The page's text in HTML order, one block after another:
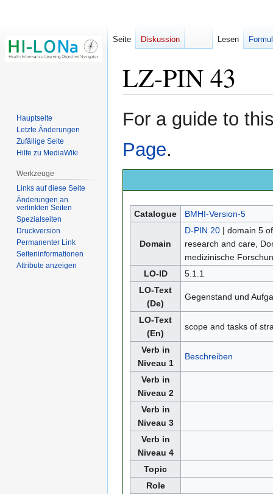
LZ-PIN 43
Zur
Navigation
Zur
Suche
For a guide to
Page.
Catalogue BMHI-Version-5
Domain
D-PIN 20| domain 5
research and care,
medizinische
LO-ID
5.1.1
LO-Text
(De)
Gegenstand und
LO-Text
(En)
scope and tasks of
Verb in
Niveau 1
Beschreiben
Verb in
Niveau 2
Verb in
Niveau 3
Verb in
Niveau 4
Topic
Role
Seite Diskussion Lesen
Hauptseite
Letzte Änderungen
Zufällige Seite
Hilfe zu MediaWiki
Werkzeuge
Links auf diese Seite
Änderungen an
verlinkten Seiten
Spezialseiten
Druckversion
Permanenter Link
Seiten­­informationen
Attribute anzeigen